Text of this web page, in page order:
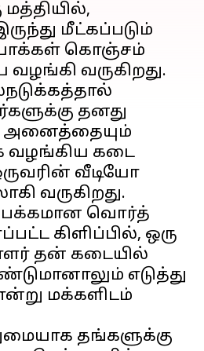
மத்தியில்,
மீட்கப்படும்
கொஞ்சம்
வழங்கி வருகிறது.
தனது
அனைத்தையும்
கடை
வீடியோ
வருகிறது.
பக்கமான வொர்த்
கிளிப்பில், ஒரு
தன் கடையில்
எடுத்து
மக்களிடம்
தங்களுக்கு